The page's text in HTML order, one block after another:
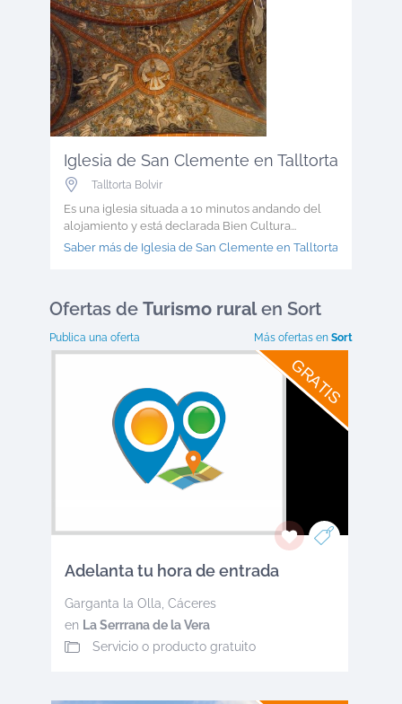
Iglesia de San Clemente en Talltorta
Talltorta Bolvir
Es una iglesia situada a 10 minutos andando del
alojamiento y está declarada Bien Cultura...
Saber más de Iglesia de San Clemente en Talltorta >
Ofertas de Turismo ruralen Sort
Publica una oferta Más ofertas en Sort
GRATIS
Adelanta tu hora de entrada
Garganta la Olla Cáceres
en La Serrrana de la Vera
Servicio o producto gratuito